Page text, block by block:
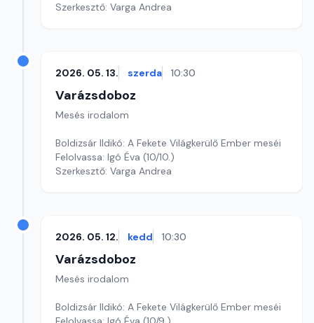
Szerkesztő: Varga Andrea
2026. 05. 13. szerda 10:30
Varázsdoboz
Mesés irodalom
Boldizsár Ildikó: A Fekete Világkerülő Ember meséi
Felolvassa: Igó Éva (10/10.)
Szerkesztő: Varga Andrea
2026. 05. 12. kedd 10:30
Varázsdoboz
Mesés irodalom
Boldizsár Ildikó: A Fekete Világkerülő Ember meséi